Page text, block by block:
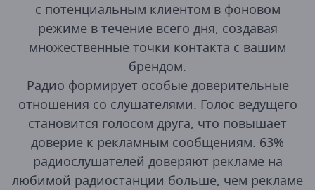
с потенциальным клиентом в фоновом
режиме в течение всего дня, создавая
множественные точки контакта с вашим
брендом.
Радио формирует особые доверительные
отношения со слушателями. Голос ведущего
становится голосом друга, что повышает
доверие к рекламным сообщениям. 63%
радиослушателей доверяют рекламе на
любимой радиостанции больше, чем рекламе
Псков
Республика Адыгея
Майкоп
Республика Алтай
Горно-Алтайск
Республика Башкортостан
Агидель
Баймак